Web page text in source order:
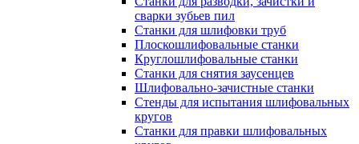
сварки зубьев пил
Станки для шлифовки труб
Плоскошлифовальные станки
Круглошлифовальные станки
Станки для снятия заусенцев
Шлифовально-зачистные станки
Стенды для испытания шлифовальных
кругов
Станки для правки шлифовальных